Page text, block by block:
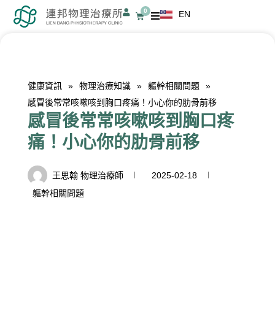
0
購
EN
健康資訊 » 物理治療知識 » 軀幹相關問題
»
感冒後常常咳嗽咳到胸口疼痛！小心你的肋骨前移
感冒後常常咳嗽咳到胸口疼
痛！小心你的肋骨前移
王思翰 物理治療師
2025-02-18
軀幹相關問題